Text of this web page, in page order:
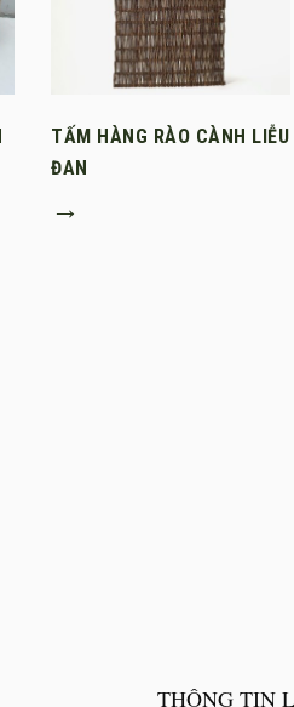
TẤM HÀNG RÀO CÀNH LIỄU
ĐAN
→
THÔNG TIN